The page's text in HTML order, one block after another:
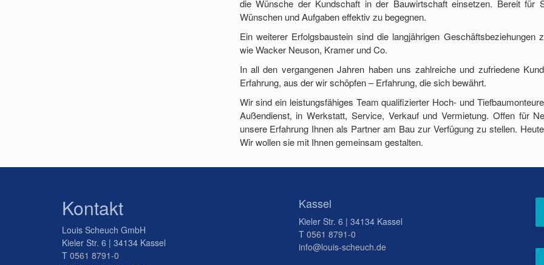
die Wünsche der Kundschaft in der Bauwirtschaft einsetzen. Bereit für
Wünschen und Aufgaben effektiv zu begegnen.
Ein weiterer Erfolgsbaustein sind die langjährigen Geschäftsbeziehungen
wie Wacker Neuson, Kramer und Co.
In all den vergangenen Jahren haben uns zahlreiche und zufriedene
Erfahrung, aus der wir schöpfen – Erfahrung, die sich bewährt.
Wir sind ein leistungsfähiges Team qualifizierter Hoch- und
Außendienst, in Werkstatt, Service, Verkauf und Vermietung. Offen für
unsere Erfahrung Ihnen als Partner am Bau zur Verfügung zu stellen.
Wir wollen sie mit Ihnen gemeinsam gestalten.
Kontakt
Louis Scheuch GmbH
Kieler Str. 6 | 34134 Kassel
T 0561 8791-0
Kassel
Kieler Str. 6 | 34134 Kassel
T 0561 8791-0
info@louis-scheuch.de